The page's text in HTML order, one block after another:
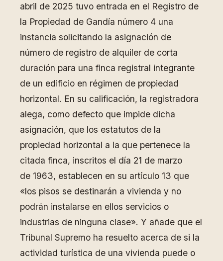
abril de 2025 tuvo entrada en el Registro de
la Propiedad de Gandía número 4 una
instancia solicitando la asignación de
número de registro de alquiler de corta
duración para una finca registral integrante
de un edificio en régimen de propiedad
horizontal. En su calificación, la registradora
alega, como defecto que impide dicha
asignación, que los estatutos de la
propiedad horizontal a la que pertenece la
citada finca, inscritos el día 21 de marzo
de 1963, establecen en su artículo 13 que
«los pisos se destinarán a vivienda y no
podrán instalarse en ellos servicios o
industrias de ninguna clase». Y añade que el
Tribunal Supremo ha resuelto acerca de si la
actividad turística de una vivienda puede o